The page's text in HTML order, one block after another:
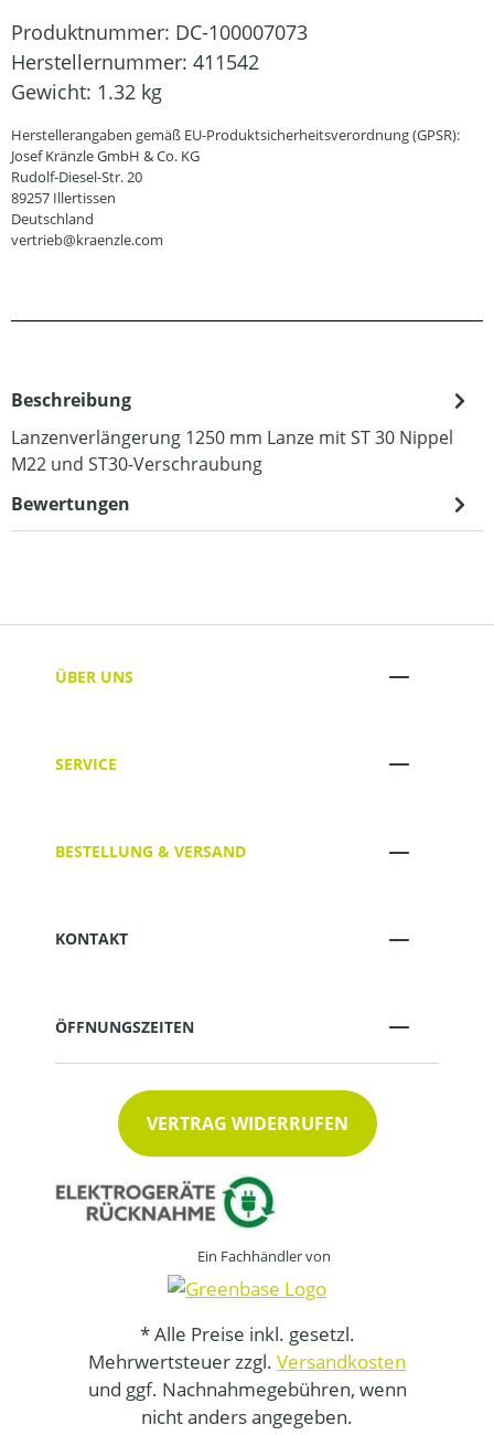
Produktnummer: DC-100007073
Herstellernummer: 411542
Gewicht: 1.32 kg
Herstellerangaben gemäß EU-Produktsicherheitsverordnung (GPSR):
Josef Kränzle GmbH & Co. KG
Rudolf-Diesel-Str. 20
89257 Illertissen
Deutschland
vertrieb@kraenzle.com
Beschreibung
Lanzenverlängerung 1250 mm Lanze mit ST 30 Nippel
M22 und ST30-Verschraubung
Bewertungen
ÜBER UNS
SERVICE
BESTELLUNG & VERSAND
KONTAKT
ÖFFNUNGSZEITEN
VERTRAG WIDERRUFEN
Ein Fachhändler von
* Alle Preise inkl. gesetzl.
Mehrwertsteuer zzgl. Versandkosten
und ggf. Nachnahmegebühren, wenn
nicht anders angegeben.